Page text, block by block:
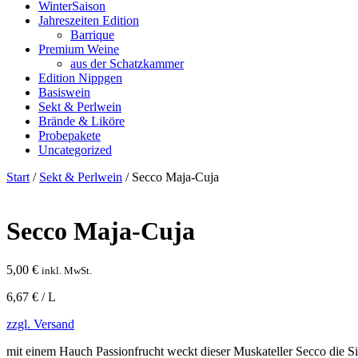
WinterSaison
Jahreszeiten Edition
Barrique
Premium Weine
aus der Schatzkammer
Edition Nippgen
Basiswein
Sekt & Perlwein
Brände & Liköre
Probepakete
Uncategorized
Start/ Sekt & Perlwein / Secco Maja-Cuja
Secco Maja-Cuja
5,00 € inkl. MwSt.
6,67 € / L
zzgl. Versand
mit einem Hauch Passionfrucht weckt dieser Muskateller Secco die